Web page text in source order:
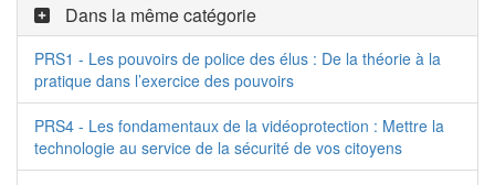
Dans la même catégorie
PRS1 - Les pouvoirs de police des élus : De la théorie à la
pratique dans l’exercice des pouvoirs
PRS4 - Les fondamentaux de la vidéoprotection : Mettre la
technologie au service de la sécurité de vos citoyens